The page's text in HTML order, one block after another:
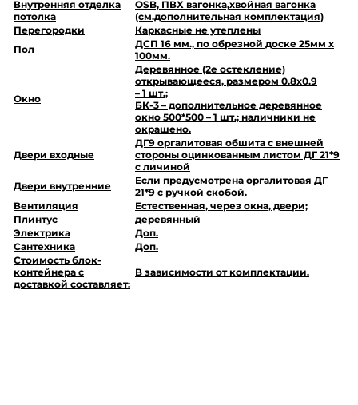
Внутренняя отделка
потолка
OSB, ПВХ вагонка,хвойная вагонка
(см.дополнительная комплектация)
Перегородки
Каркасные не утеплены
Пол
ДСП 16 мм., по обрезной доске 25мм х
100мм.
Окно
Деревянное (2е остекление)
открывающееся, размером 0.8х0.9
– 1 шт.;
БК-3 – дополнительное деревянное
окно 500*500 – 1 шт.; наличники не
окрашено.
Двери входные
ДГ9 оргалитовая обшита с внешней
стороны оцинкованным листом ДГ 21*9
с личиной
Двери внутренние
Если предусмотрена оргалитовая ДГ
21*9 с ручкой скобой.
Вентиляция
Естественная, через окна, двери;
Плинтус
деревянный
Электрика
Доп.
Сантехника
Доп.
Стоимость блок-
контейнера с
доставкой составляет:
В зависимости от комплектации.